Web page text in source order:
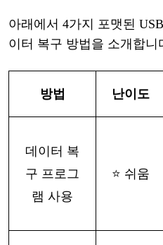
아래에서 4가지 포맷된
이터 복구 방법을 소개합니
방법 난이도
데이터 복
구 프로그
램 사용
⭐ 쉬움